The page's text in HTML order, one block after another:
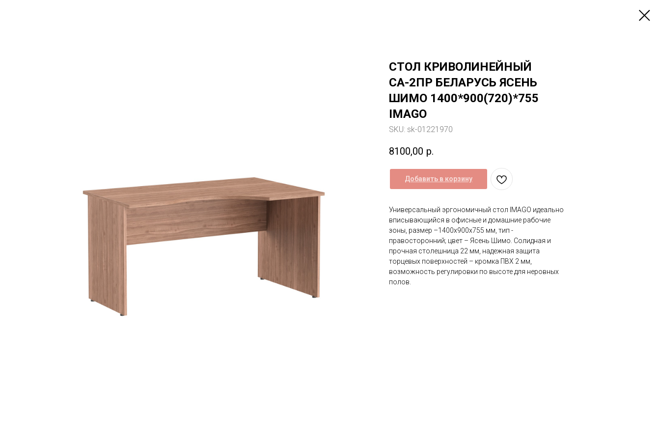
СТОЛ КРИВОЛИНЕЙНЫЙ
СА-2ПР БЕЛАРУСЬ ЯСЕНЬ
ШИМО 1400*900(720)*755
IMAGO
SKU: sk-01221970
8100,00 р.
Добавить в корзину
Универсальный эргономичный стол IMAGO идеально
вписывающийся в офисные и домашние рабочие
зоны, размер –1400x900x755 мм, тип -
правосторонний; цвет – Ясень Шимо. Солидная и
прочная столешница 22 мм, надежная защита
торцевых поверхностей – кромка ПВХ 2 мм,
возможность регулировки по высоте для неровных
полов.